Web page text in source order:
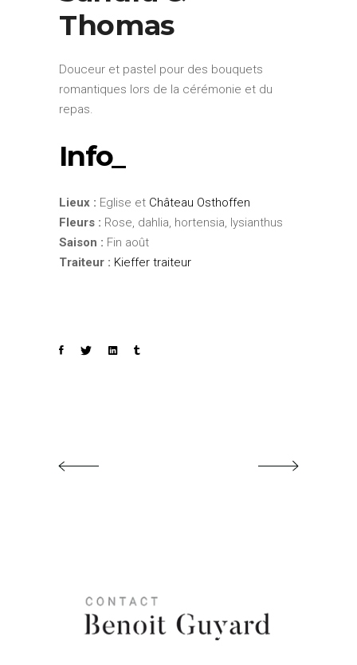
Thomas
Douceur et pastel pour des bouquets
romantiques lors de la cérémonie et du
repas.
Info_
Lieux : Eglise et Château Osthoffen
Fleurs : Rose, dahlia, hortensia, lysianthus
Saison : Fin août
Traiteur : Kieffer traiteur